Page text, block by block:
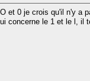
et 0 je crois qu'il n'y a
concerne le 1 et le l, il